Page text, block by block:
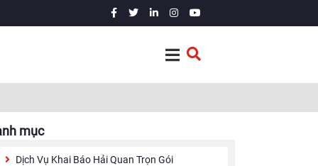
mục
Dịch Vụ Khai Báo Hải Quan Trọn Gói